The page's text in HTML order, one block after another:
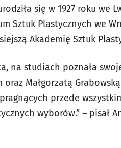
się w 1927 roku we
Sztuk Plastycznych we
Akademię Sztuk
na studiach poznała
Małgorzatą
przede
wyborów.” – pisał